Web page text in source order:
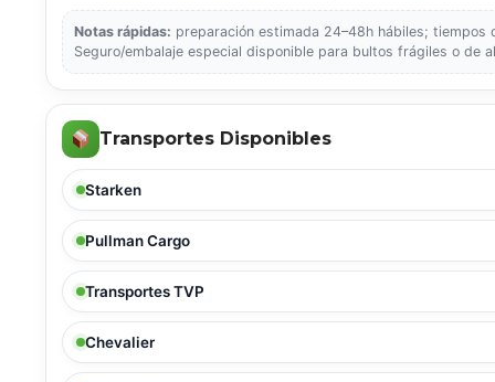
Notas rápidas: preparación estimada 24–48h hábiles;
Seguro/embalaje especial disponible para bultos frágiles o de
Transportes Disponibles
Starken
Pullman Cargo
Transportes TVP
Chevalier